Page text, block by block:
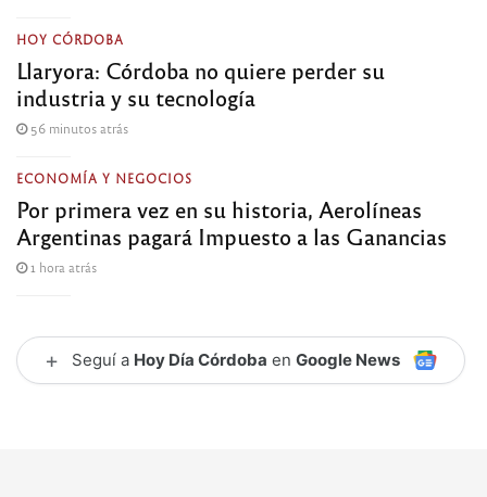
HOY CÓRDOBA
Llaryora: Córdoba no quiere perder su
industria y su tecnología
56 minutos atrás
ECONOMÍA Y NEGOCIOS
Por primera vez en su historia, Aerolíneas
Argentinas pagará Impuesto a las Ganancias
1 hora atrás
+ Seguí a Hoy Día Córdoba en Google News